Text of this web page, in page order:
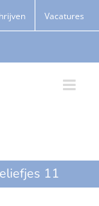
Vacatures
11